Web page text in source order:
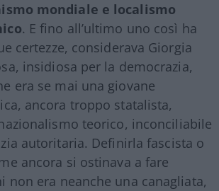
mondiale e localismo
. E fino all’ultimo uno così ha
certezze, considerava Giorgia
insidiosa per la democrazia,
era se mai una giovane
ancora troppo statalista,
teorico, inconciliabile
autoritaria. Definirla fascista o
ancora si ostinava a fare
non era neanche una canagliata,